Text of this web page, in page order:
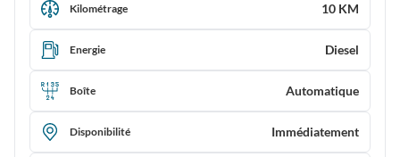
Kilométrage 10 KM
Energie Diesel
Boîte Automatique
Disponibilité Immédiatement